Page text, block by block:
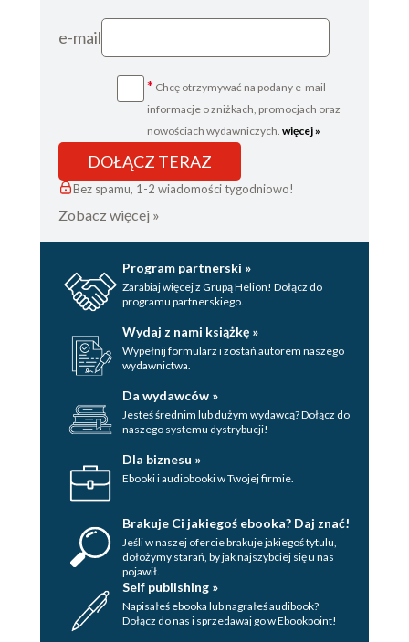
e-mail
* Chcę otrzymywać na podany e-mail
informacje o zniżkach, promocjach oraz
nowościach wydawniczych. więcej »
DOŁĄCZ TERAZ
Bez spamu, 1-2 wiadomości tygodniowo!
Zobacz więcej »
Program partnerski »
Zarabiaj więcej z Grupą Helion! Dołącz do
programu partnerskiego.
Wydaj z nami książkę »
Wypełnij formularz i zostań autorem naszego
wydawnictwa.
Da wydawców »
Jesteś średnim lub dużym wydawcą? Dołącz do
naszego systemu dystrybucji!
Dla biznesu »
Ebooki i audiobooki w Twojej firmie.
Brakuje Ci jakiegoś ebooka? Daj znać!
Jeśli w naszej ofercie brakuje jakiegoś tytulu,
dołożymy starań, by jak najszybciej się u nas
pojawił.
Self publishing »
Napisałeś ebooka lub nagrałeś audibook?
Dołącz do nas i sprzedawaj go w Ebookpoint!